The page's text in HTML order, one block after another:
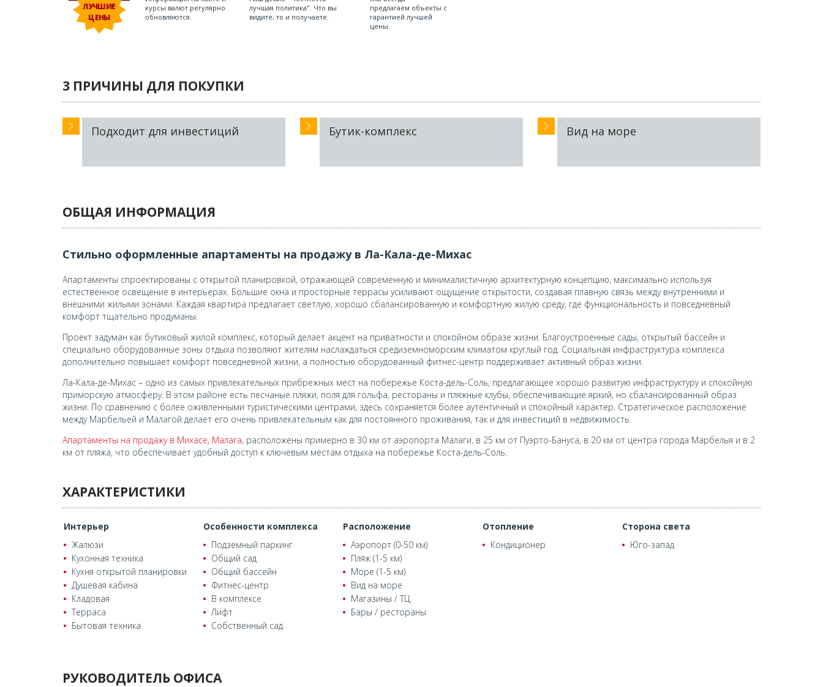
ЛУЧШИЕ
ЦЕНЫ
курсы валют регулярно
обновляются.
лучшая политика". Что вы
видите, то и получаете.
предлагаем объекты с
гарантией лучшей
цены.
3 ПРИЧИНЫ ДЛЯ ПОКУПКИ
Подходит для инвестиций Бутик-комплекс Вид на море
ОБЩАЯ ИНФОРМАЦИЯ
Стильно оформленные апартаменты на продажу в Ла-Кала-де-Михас
Апартаменты спроектированы с открытой планировкой, отражающей современную и минималистичную архитектурную концепцию, максимально используя
естественное освещение в интерьерах. Большие окна и просторные террасы усиливают ощущение открытости, создавая плавную связь между внутренними и
внешними жилыми зонами. Каждая квартира предлагает светлую, хорошо сбалансированную и комфортную жилую среду, где функциональность и повседневный
комфорт тщательно продуманы.
Проект задуман как бутиковый жилой комплекс, который делает акцент на приватности и спокойном образе жизни. Благоустроенные сады, открытый бассейн и
специально оборудованные зоны отдыха позволяют жителям наслаждаться средиземноморским климатом круглый год. Социальная инфраструктура комплекса
дополнительно повышает комфорт повседневной жизни, а полностью оборудованный фитнес-центр поддерживает активный образ жизни.
Ла-Кала-де-Михас – одно из самых привлекательных прибрежных мест на побережье Коста-дель-Соль, предлагающее хорошо развитую инфраструктуру и спокойную
приморскую атмосферу. В этом районе есть песчаные пляжи, поля для гольфа, рестораны и пляжные клубы, обеспечивающие яркий, но сбалансированный образ
жизни. По сравнению с более оживленными туристическими центрами, здесь сохраняется более аутентичный и спокойный характер. Стратегическое расположение
между Марбельей и Малагой делает его очень привлекательным как для постоянного проживания, так и для инвестиций в недвижимость.
Апартаменты на продажу в Михасе, Малага, расположены примерно в 30 км от аэропорта Малаги, в 25 км от Пуэрто-Бануса, в 20 км от центра города Марбелья и в 2
км от пляжа, что обеспечивает удобный доступ к ключевым местам отдыха на побережье Коста-дель-Соль.
ХАРАКТЕРИСТИКИ
Интерьер
Жалюзи
Кухонная техника
Кухня открытой планировки
Душевая кабина
Кладовая
Терраса
Бытовая техника
Особенности комплекса
Подземный паркинг
Общий сад
Общий бассейн
Фитнес-центр
В комплексе
Лифт
Собственный сад
Расположение
Аэропорт (0-50 км)
Пляж (1-5 км)
Море (1-5 км)
Вид на море
Магазины / ТЦ
Бары / рестораны
Отопление
Кондиционер
Сторона света
Юго-запад
РУКОВОДИТЕЛЬ ОФИСА